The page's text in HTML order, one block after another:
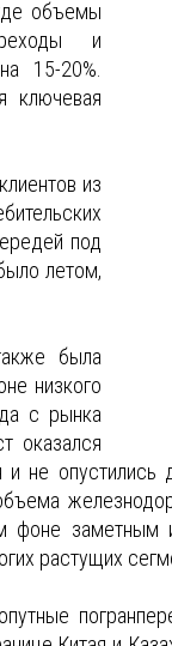
объемы
и
15-20%.
ключевая
из
под
летом,
была
низкого
с рынка
оказался
опустились
заметным
растущих